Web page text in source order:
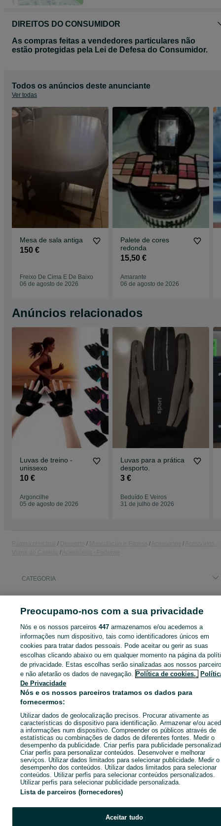
DIREITOS DO CONSUMIDOR
As compras feitas a vendedores particulares não
estão protegidas pela Lei de Defesa do Consumidor.
Todos os anúncios deste anunciante
Ver todas
Mesa de sala antiga
150 €
Freixo De Cima E De Baixo
06 de agosto de 2026
Palete de cores
redonda
15,50 €
Amarante
06 de agosto de 2026
Anúncios relacionados
Luvas de treino -
unissexo
10 €
Argoncilhe
05 de agosto de 2026
Luvas para a prática
desporto.
3 €
Beduído E Veiros
31 de julho de 2026
CATEGORIA
Entra na tua conta OLX ou cria uma nova para contactares
anunciante
Entrar ou criar conta
Enviar mensagem
Preocupamo-nos com a sua privacidade
Nós e os nossos parceiros447 armazenamos e/ou acedemos a
informações num dispositivo, tais como identificadores únicos em
cookies para tratar dados pessoais. Pode aceitar ou gerir as suas
escolhas clicando abaixo ou em qualquer momento na página da
de privacidade. Estas escolhas serão sinalizadas aos nossos
e não afetarão os dados de navegação. Política de cookies,
De Privacidade
Nós e os nossos parceiros tratamos os dados para
fornecermos:
Utilizar dados de geolocalização precisos. Procurar ativamente as
características do dispositivo para identificação. Armazenar e/ou
a informações num dispositivo. Compreender os públicos através de
estatísticas ou combinações de dados de diferentes fontes. Medir o
desempenho da publicidade. Criar perfis para publicidade
Criar perfis para personalizar conteúdos. Desenvolver e melhorar
serviços. Utilizar dados limitados para selecionar publicidade. Medir o
desempenho dos conteúdos. Utilizar dados limitados para selecionar
conteúdos. Utilizar perfis para selecionar conteúdos personalizados.
Utilizar perfis para selecionar publicidade personalizada.
Lista de parceiros (fornecedores)
Aceitar tudo